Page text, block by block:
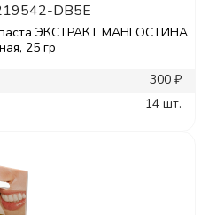
DB5E
паста ЭКСТРАКТ МАНГОСТИНА
25 гр
300 ₽
14 шт.